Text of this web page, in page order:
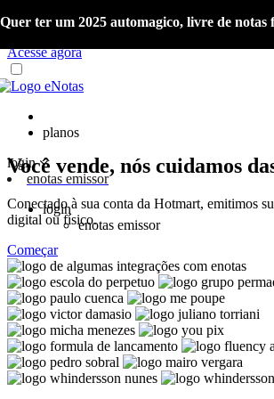
Já é cliente eNotas? Acesse o material com as
Acesse agora
Quer ter um 2025 automagico, livre de notas
planos
login
enotas emissor
login
enotas emissor
Você vende, nós cuidamos
Conectado à sua conta da Hotmart, emitimos
digital ou físico.
Começar